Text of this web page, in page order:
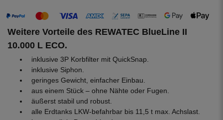
Weitere Vorteile des REWATEC BlueLine II
10.000 L ECO.
inklusive 3P Korbfilter mit QuickSnap.
inklusive Siphon.
geringes Gewicht, einfacher Einbau.
aus einem Stück – ohne Nähte oder Fugen.
äußerst stabil und robust.
alle Erdtanks LKW-befahrbar bis 11,5 t max. Achslast.